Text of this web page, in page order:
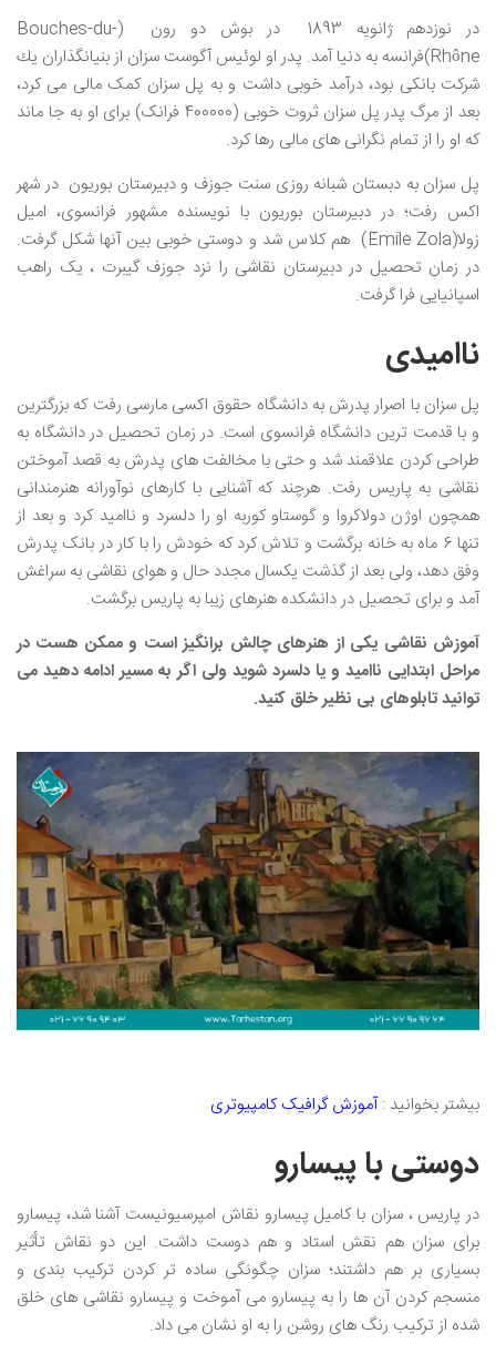
در نوزدهم ژانویه 1893 در بوش دو رون (Bouches-du-
Rhône)فرانسه به دنیا آمد. پدر او لوئیس آگوست سزان از بنیانگذاران یك
شركت بانكی بود، درآمد خوبی داشت و به پل سزان کمک مالی می کرد،
بعد از مرگ پدر پل سزان ثروت خوبی (400000 فرانک) برای او به جا ماند
که او را از تمام نگرانی های مالی رها کرد.
پل سزان به دبستان شبانه‌ روزی سنت جوزف و دبیرستان بوریون در شهر
اکس رفت؛ در دبیرستان بوریون با نویسنده مشهور فرانسوی، امیل
زولا(Émile Zola) هم کلاس شد و دوستی خوبی بین آنها شکل گرفت.
در زمان تحصیل در دبیرستان نقاشی را نزد جوزف گیبرت ، یک راهب
اسپانیایی فرا گرفت.
ناامیدی
پل سزان با اصرار پدرش به دانشگاه حقوق اکسی مارسی رفت که بزرگترین
و با قدمت ترین دانشگاه فرانسوی است. در زمان تحصیل در دانشگاه به
طراحی کردن علاقمند شد و حتی با مخالفت های پدرش به قصد آموختن
نقاشی به پاریس رفت. هرچند که آشنایی با کارهای نوآورانه هنرمندانی
همچون اوژن دولاکروا و گوستاو کوربه او را دلسرد و ناامید کرد و بعد از
تنها 6 ماه به خانه برگشت و تلاش کرد که خودش را با کار در بانک پدرش
وفق دهد، ولی بعد از گذشت یکسال مجدد حال و هوای نقاشی به سراغش
آمد و برای تحصیل در دانشکده هنرهای زیبا به پاریس برگشت.
آموزش نقاشی یکی از هنرهای چالش برانگیز است و ممکن هست در
مراحل ابتدایی ناامید و یا دلسرد شوید ولی اگر به مسیر ادامه دهید می
توانید تابلوهای بی نظیر خلق کنید.
بیشتر بخوانید :آموزش گرافیک کامپیوتری
دوستی با پیسارو
در پاریس ، سزان با کامیل پیسارو نقاش امپرسیونیست آشنا شد، پیسارو
برای سزان هم نقش استاد و هم دوست داشت. این دو نقاش تأثیر
بسیاری بر هم داشتند؛ سزان چگونگی ساده تر کردن ترکیب بندی و
منسجم کردن آن ها را به پیسارو می آموخت و پیسارو نقاشی های خلق
شده از ترکیب رنگ های روشن را به او نشان می داد.